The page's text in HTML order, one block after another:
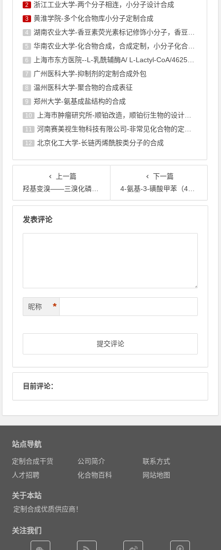
2 浙江工业大学-两个分子相连，小分子设计合成
3 黄淮学院-多个化合物库小分子定制合成
4 湖南农业大学-香豆素荧光素标记修饰小分子，香豆素衍生物的合成
5 华南农业大学-化合物合成，合成定制，小分子化合物的订购
6 上海市东方医院--L-乳酰辅酶A/ L-Lactyl-CoA/4625-32-5/1926 ...
7 广州医科大学-抑制剂的定制合成外包
8 温州医科大学-聚合物的合成表征
9 郑州大学-氨基成盐结构的合成
10 上海巿肿瘤研究所-顺铂改造，顺铂衍生物的设计合成
11 河南赛美视生物科技有限公司-非常见化合物的定制合成，工艺研发
12 北京化工大学-长链丙烯酰胺类分子的合成
上一篇
羟基变溴——三溴化磷（PBr₃）卤代反应的原理与应用
下一篇
4-氨基-3-磺酸甲苯（4B酸）：中间体之王
发表评论
昵称 *
目前评论：
站点导航
定制合成干货 公司简介
联系方式
人才招聘
化合物百科 网站地图
关于本站
定制合成优质供应商！
关注我们